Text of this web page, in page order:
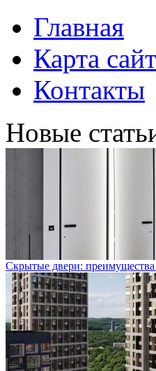
Главная
Карта
Контакты
Новые
Скрытые двери: